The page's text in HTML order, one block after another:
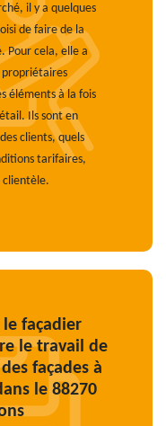
il y a quelques
de faire de la
Pour cela, elle a
propriétaires
éléments à la fois
Ils sont en
clients, quels
tarifaires,
clientèle.
le façadier
le travail de
façades à
le 88270